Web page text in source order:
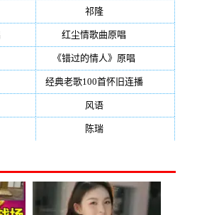
祁隆(188)
红尘情歌曲原唱
《错过的情人》原唱
经典老歌100首怀旧连播(134)
风语(132)
陈瑞(128)